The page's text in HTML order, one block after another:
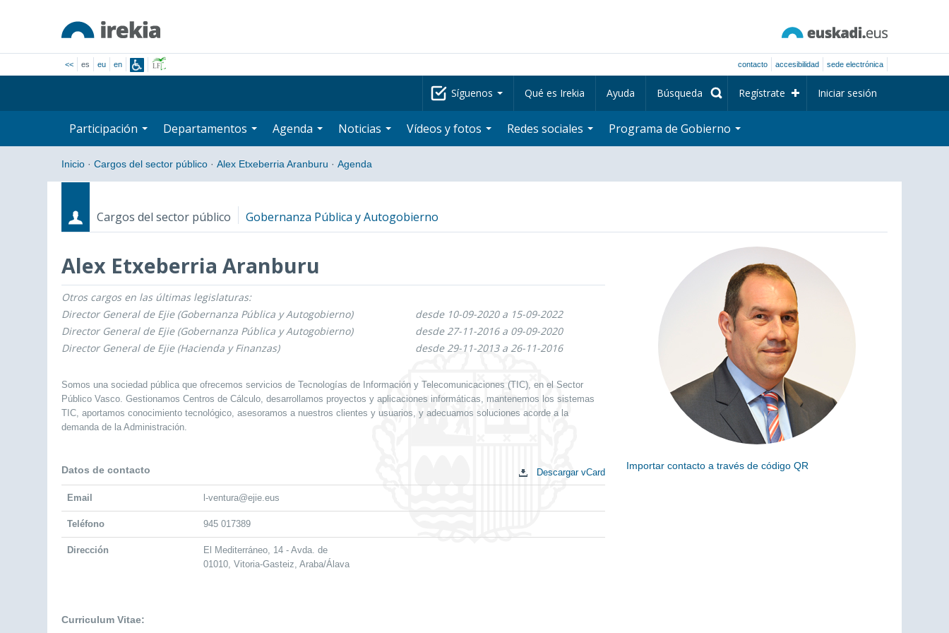
<< es eu en contacto accesibilidad sede electrónica
Síguenos Qué es Irekia Ayuda Búsqueda Regístrate Iniciar sesión
Participación Departamentos Agenda Noticias Vídeos y fotos Redes sociales Programa de Gobierno
Inicio · Cargos del sector público · Alex Etxeberria Aranburu · Agenda
Cargos del sector público Gobernanza Pública y Autogobierno
Alex Etxeberria Aranburu
CargosFecha de inicio - Fecha fin
Otros cargos en las últimas legislaturas:
Director General de Ejie (Gobernanza Pública y Autogobierno)
desde 10-09-2020 a 15-09-2022
Director General de Ejie (Gobernanza Pública y Autogobierno)
desde 27-11-2016 a 09-09-2020
Director General de Ejie (Hacienda y Finanzas)
desde 29-11-2013 a 26-11-2016
Somos una sociedad pública que ofrecemos servicios de Tecnologías de Información y Telecomunicaciones (TIC), en el Sector
Público Vasco. Gestionamos Centros de Cálculo, desarrollamos proyectos y aplicaciones informáticas, mantenemos los sistemas
TIC, aportamos conocimiento tecnológico, asesoramos a nuestros clientes y usuarios, y adecuamos soluciones acorde a la
demanda de la Administración.
Datos de contacto Descargar vCard
Email l-ventura@ejie.eus
Teléfono 945 017389
Dirección
El Mediterráneo, 14 - Avda. de
01010, Vitoria-Gasteiz, Araba/Álava
Curriculum Vitae:
Importar contacto a través de código QR